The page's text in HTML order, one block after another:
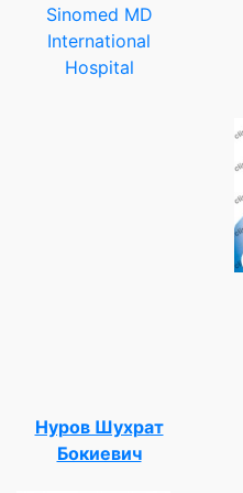
Sinomed MD
International
Hospital
Нуров Шухрат
Бокиевич